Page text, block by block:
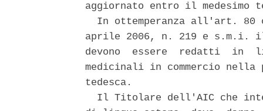
aggiornato entro il medesimo
In ottemperanza all'art. 80
aprile 2006, n. 219 e
devono  essere  redatti  in
medicinali in commercio
tedesca.
Il Titolare dell'AIC che